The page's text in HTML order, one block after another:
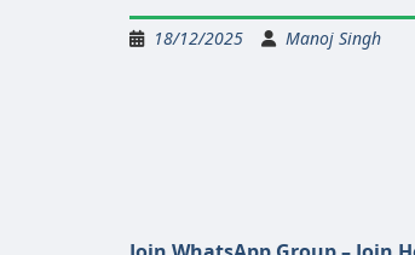
18/12/2025 Manoj Singh